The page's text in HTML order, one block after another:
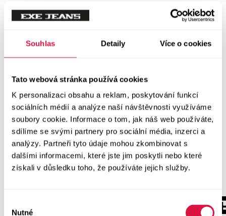
Souhlas Detaily Více o cookies
Tato webová stránka používá cookies
K personalizaci obsahu a reklam, poskytování funkcí
sociálních médií a analýze naší návštěvnosti využíváme
soubory cookie. Informace o tom, jak náš web používáte,
sdílíme se svými partnery pro sociální média, inzerci a
analýzy. Partneři tyto údaje mohou zkombinovat s
dalšími informacemi, které jste jim poskytli nebo které
získali v důsledku toho, že používáte jejich služby.
Nutné